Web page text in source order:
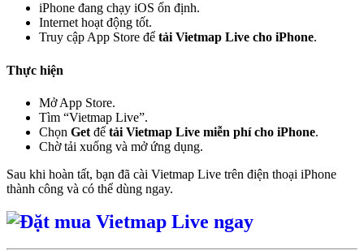
iPhone đang chạy iOS ổn định.
Internet hoạt động tốt.
Truy cập App Store để tải Vietmap Live cho iPhone.
Thực hiện
Mở App Store.
Tìm “Vietmap Live”.
Chọn Get để tải Vietmap Live miễn phí cho iPhone.
Chờ tải xuống và mở ứng dụng.
Sau khi hoàn tất, bạn đã cài Vietmap Live trên điện thoại iPhone
thành công và có thể dùng ngay.